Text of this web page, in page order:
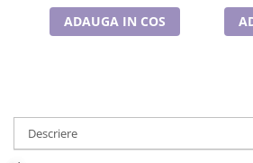
Cadouri pentru Doctori
Cadouri pentru Sfânta Maria
ADAUGA IN COS
Descriere